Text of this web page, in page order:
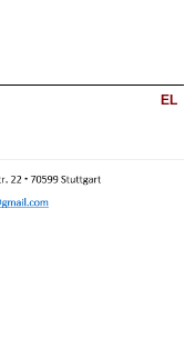
EL